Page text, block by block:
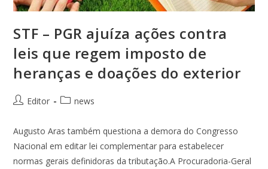
STF – PGR ajuíza ações contra
leis que regem imposto de
heranças e doações do exterior
Editor news
Augusto Aras também questiona a demora do Congresso
Nacional em editar lei complementar para estabelecer
normas gerais definidoras da tributação.A Procuradoria-Geral